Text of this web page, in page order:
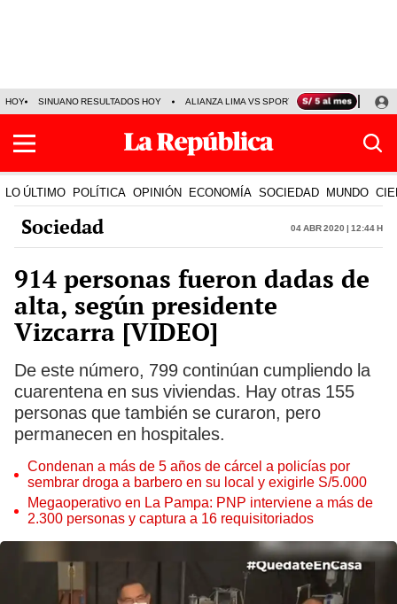
HOY SINUANO RESULTADOS HOY ALIANZA LIMA VS SPORT BOYS JORGE
LO ÚLTIMO POLÍTICA OPINIÓN ECONOMÍA SOCIEDAD MUNDO
Sociedad 04 Abr 2020 | 12:44 h
914 personas fueron dadas de
alta, según presidente
Vizcarra [VIDEO]
De este número, 799 continúan cumpliendo la
cuarentena en sus viviendas. Hay otras 155
personas que también se curaron, pero
permanecen en hospitales.
Condenan a más de 5 años de cárcel a policías por
sembrar droga a barbero en su local y exigirle S/5.000
Megaoperativo en La Pampa: PNP interviene a más de
2.300 personas y captura a 16 requisitoriados